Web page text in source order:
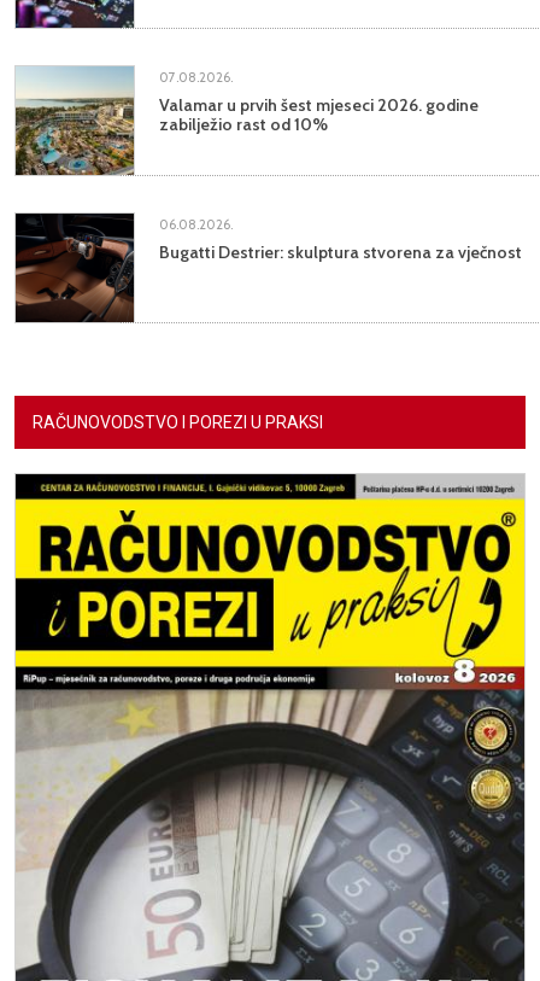
07.08.2026.
Valamar u prvih šest mjeseci 2026. godine
zabilježio rast od 10%
06.08.2026.
Bugatti Destrier: skulptura stvorena za vječnost
RAČUNOVODSTVO I POREZI U PRAKSI